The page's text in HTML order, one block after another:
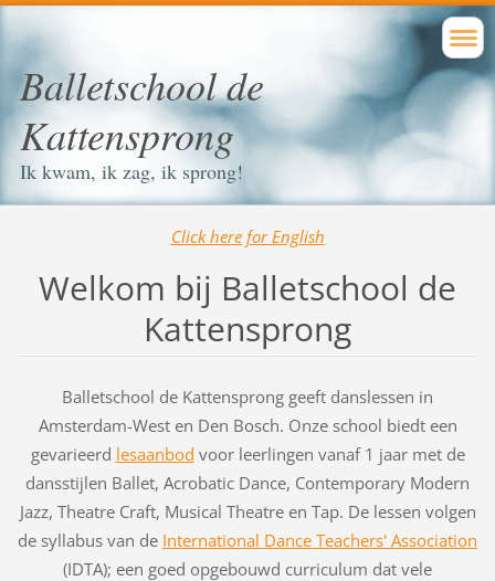
Balletschool de
Kattensprong
Ik kwam, ik zag, ik sprong!
Click here for English
Welkom bij Balletschool de
Kattensprong
Balletschool de Kattensprong geeft danslessen in
Amsterdam-West en Den Bosch. Onze school biedt een
gevarieerd lesaanbod voor leerlingen vanaf 1 jaar met de
dansstijlen Ballet, Acrobatic Dance, Contemporary Modern
Jazz, Theatre Craft, Musical Theatre en Tap. De lessen volgen
de syllabus van de International Dance Teachers' Association
(IDTA); een goed opgebouwd curriculum dat vele